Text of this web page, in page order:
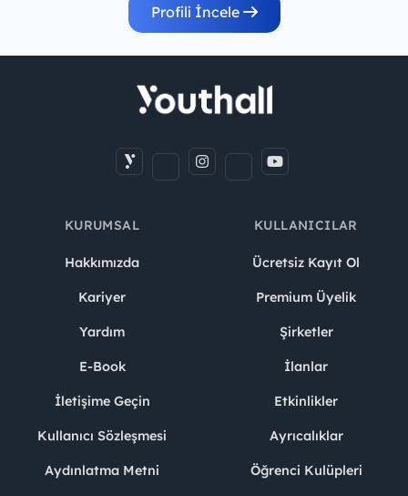
Profili İncele
KURUMSAL
Hakkımızda
Kariyer
Yardım
E-Book
İletişime Geçin
Kullanıcı Sözleşmesi
Aydınlatma Metni
KULLANICILAR
Ücretsiz Kayıt Ol
Premium Üyelik
Şirketler
İlanlar
Etkinlikler
Ayrıcalıklar
Öğrenci Kulüpleri